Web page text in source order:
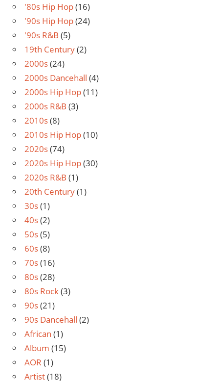
'80s Hip Hop(16)
'90s Hip Hop(24)
'90s R&B (5)
19th Century(2)
2000s(24)
2000s Dancehall (4)
2000s Hip Hop(11)
2000s R&B (3)
2010s(8)
2010s Hip Hop(10)
2020s(74)
2020s Hip Hop(30)
2020s R&B (1)
20th Century(1)
30s(1)
40s(2)
50s(5)
60s(8)
70s(16)
80s(28)
80s Rock(3)
90s(21)
90s Dancehall (2)
African (1)
Album (15)
AOR (1)
Artist(18)